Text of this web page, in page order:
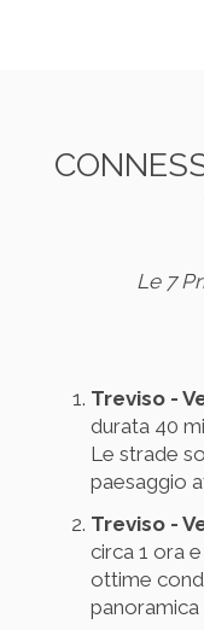
Le 7
Treviso -
durata 40
Le strade
paesaggio
Treviso -
circa 1 ora
ottime